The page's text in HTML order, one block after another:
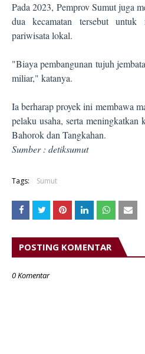
Pada 2023, Pemprov Sumut juga
dua kecamatan tersebut untuk
pariwisata lokal.
"Biaya pembangunan tujuh
miliar," katanya.
Ia berharap proyek ini membawa
pelaku usaha, serta meningkatkan
Bahorok dan Tangkahan.
Sumber : detiksumut
Tags: Sumut
POSTING KOMENTAR
0 Komentar